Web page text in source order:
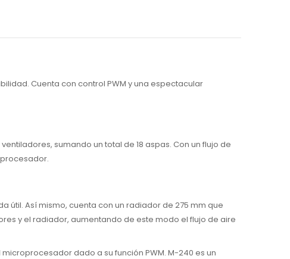
Cuenta con control PWM y una espectacular
sumando un total de 18 aspas. Con un flujo de
útil. Así mismo, cuenta con un radiador de 275 mm que
y el radiador, aumentando de este modo el flujo de aire
dado a su función PWM. M-240 es un